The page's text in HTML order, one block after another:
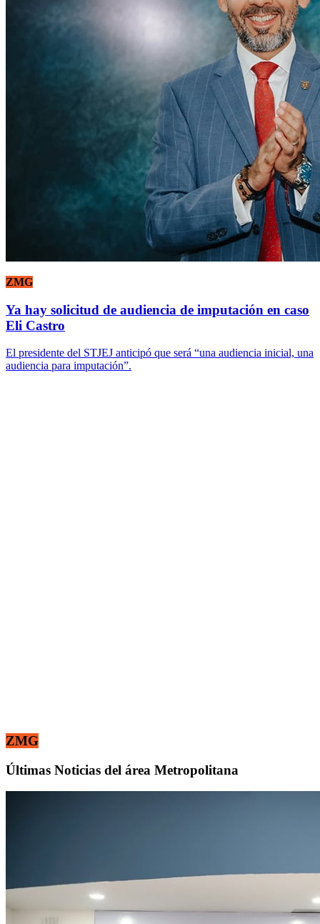
ZMG
Ya hay solicitud de audiencia de imputación en caso
Eli Castro
El presidente del STJEJ anticipó que será “una audiencia inicial, una
audiencia para imputación”.
ZMG
Últimas Noticias del área Metropolitana